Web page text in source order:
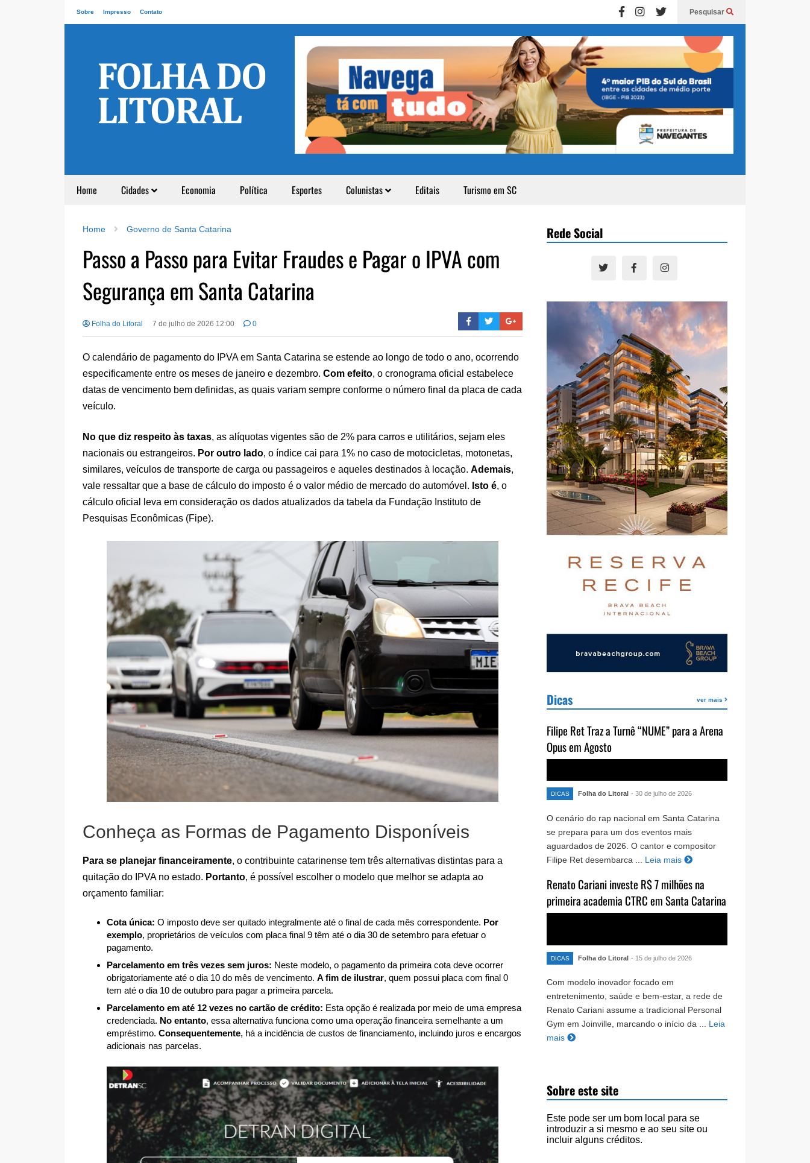
Sobre Impresso Contato Pesquisar
Home Cidades Economia Política Esportes Colunistas Editais Turismo em SC
Home Governo de Santa Catarina
Passo a Passo para Evitar Fraudes e Pagar o IPVA com
Segurança em Santa Catarina
Folha do Litoral 7 de julho de 2026 12:00 0
O calendário de pagamento do IPVA em Santa Catarina se estende ao longo de todo o ano, ocorrendo
especificamente entre os meses de janeiro e dezembro. Com efeito, o cronograma oficial estabelece
datas de vencimento bem definidas, as quais variam sempre conforme o número final da placa de cada
veículo.
No que diz respeito às taxas, as alíquotas vigentes são de 2% para carros e utilitários, sejam eles
nacionais ou estrangeiros. Por outro lado, o índice cai para 1% no caso de motocicletas, motonetas,
similares, veículos de transporte de carga ou passageiros e aqueles destinados à locação. Ademais,
vale ressaltar que a base de cálculo do imposto é o valor médio de mercado do automóvel. Isto é, o
cálculo oficial leva em consideração os dados atualizados da tabela da Fundação Instituto de
Pesquisas Econômicas (Fipe).
Conheça as Formas de Pagamento Disponíveis
Para se planejar financeiramente, o contribuinte catarinense tem três alternativas distintas para a
quitação do IPVA no estado. Portanto, é possível escolher o modelo que melhor se adapta ao
orçamento familiar:
Cota única: O imposto deve ser quitado integralmente até o final de cada mês correspondente. Por
exemplo, proprietários de veículos com placa final 9 têm até o dia 30 de setembro para efetuar o
pagamento.
Parcelamento em três vezes sem juros: Neste modelo, o pagamento da primeira cota deve ocorrer
obrigatoriamente até o dia 10 do mês de vencimento. A fim de ilustrar, quem possui placa com final 0
tem até o dia 10 de outubro para pagar a primeira parcela.
Parcelamento em até 12 vezes no cartão de crédito: Esta opção é realizada por meio de uma empresa
credenciada. No entanto, essa alternativa funciona como uma operação financeira semelhante a um
empréstimo. Consequentemente, há a incidência de custos de financiamento, incluindo juros e encargos
adicionais nas parcelas.
Rede Social
Dicas ver mais
Filipe Ret Traz a Turnê “NUME” para a Arena
Opus em Agosto
DICAS Folha do Litoral - 30 de julho de 2026
O cenário do rap nacional em Santa Catarina
se prepara para um dos eventos mais
aguardados de 2026. O cantor e compositor
Filipe Ret desembarca ...
Leia mais
Renato Cariani investe R$ 7 milhões na
primeira academia CTRC em Santa Catarina
DICAS Folha do Litoral - 15 de julho de 2026
Com modelo inovador focado em
entretenimento, saúde e bem-estar, a rede de
Renato Cariani assume a tradicional Personal
Gym em Joinville, marcando o início da ... Leia
mais
Sobre este site
Este pode ser um bom local para se
introduzir a si mesmo e ao seu site ou
incluir alguns créditos.